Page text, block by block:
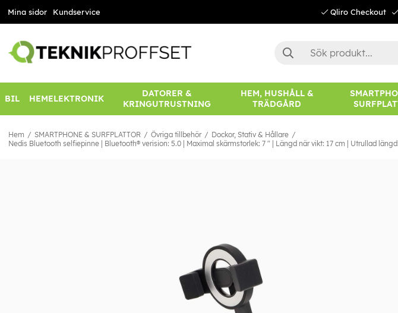
Mina sidor Kundservice Qliro Checkout
BIL HEMELEKTRONIK
DATORER &
KRINGUTRUSTNING
HEM, HUSHÅLL &
TRÄDGÅRD
Hem SMARTPHONE & SURFPLATTOR Övriga tillbehör
Dockor, Stativ & Hållare
Nedis Bluetooth selfiepinne | Bluetooth® verision: 5.0 | Maximal skärmstorlek: 7 " | Längd när vikt: 17 cm | Utrullad